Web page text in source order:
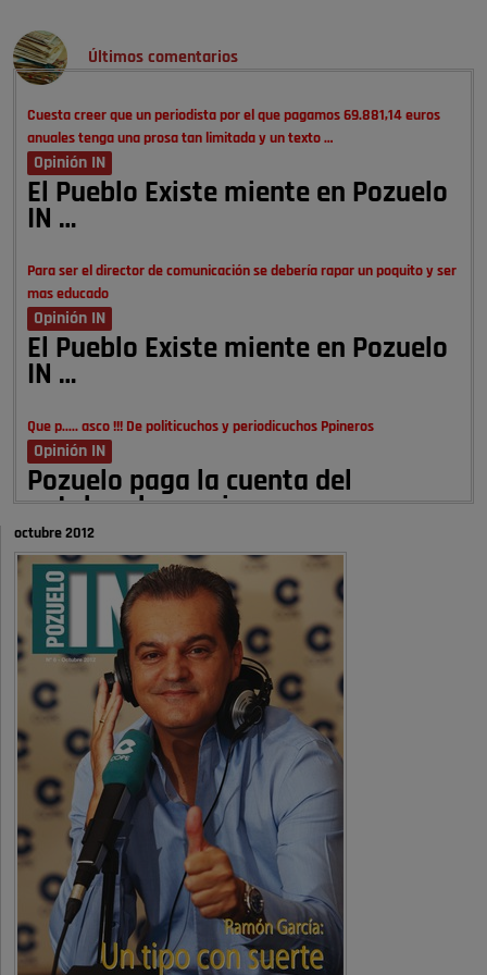
Últimos comentarios
Cuesta creer que un periodista por el que pagamos 69.881,14 euros
anuales tenga una prosa tan limitada y un texto …
Opinión IN
El Pueblo Existe miente en Pozuelo
IN …
Para ser el director de comunicación se debería rapar un poquito y ser
mas educado
Opinión IN
El Pueblo Existe miente en Pozuelo
IN …
Que p..... asco !!! De politicuchos y periodicuchos Ppineros
Opinión IN
Pozuelo paga la cuenta del
autobombo: casi …
Señora Alcaldesa Ud no ha vivido nunca en Pozuelo , pero yo si desde
hace más de 60 años , …
Pozuelo de Alarcón
Quejas por el deterioro de la
limpieza …
A ver si es posible que haya vivienda para familias con hijos y no
solamente jóvenes que no es tan …
Pozuelo de Alarcón
Pozuelo desbloquea
definitivamente Huerta Grande: las
obras …
Donde pueden inscribirse las personas empadronados en Pozuelo para
la vivienda asequible .
Pozuelo de Alarcón
octubre 2012